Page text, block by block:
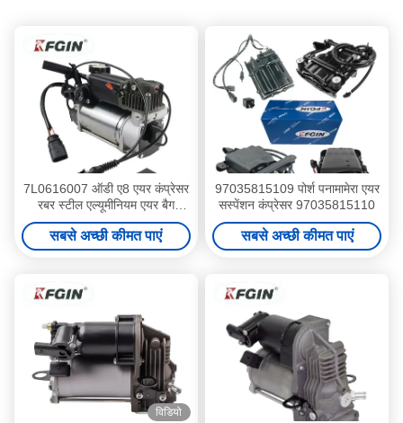
7L0616007 ऑडी ए8 एयर कंप्रेसर
रबर स्टील एल्यूमीनियम एयर बैग
कंप्रेसर
सबसे अच्छी कीमत पाएं
97035815109 पोर्श पनामामेरा एयर
सस्पेंशन कंप्रेसर 97035815110
सबसे अच्छी कीमत पाएं
विडियो